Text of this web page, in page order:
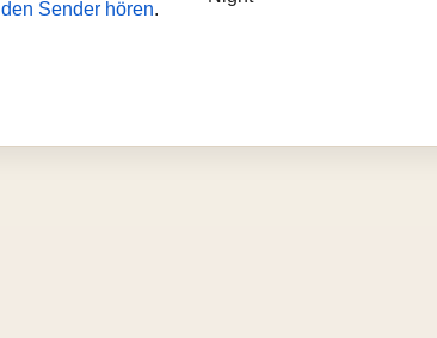
den Sender hören.